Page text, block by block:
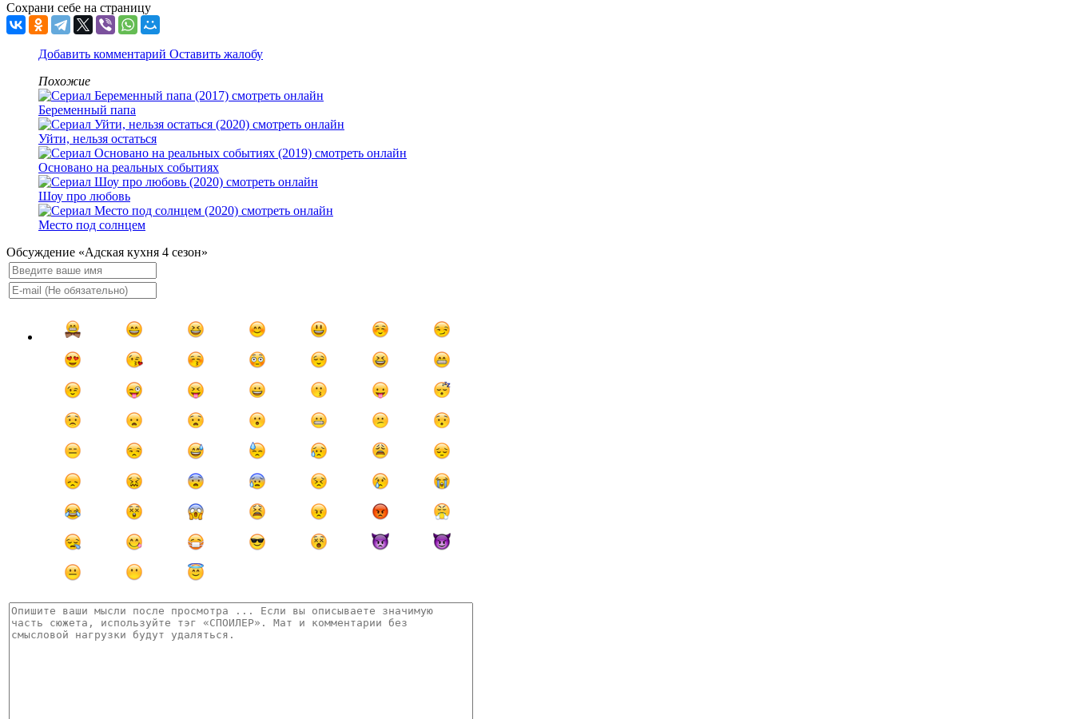
Сохрани себе на страницу
Добавить комментарий Оставить жалобу
Похожие
Беременный папа
Уйти, нельзя остаться
Основано на реальных событиях
Шоу про любовь
Место под солнцем
Обсуждение «Адская кухня 4 сезон»